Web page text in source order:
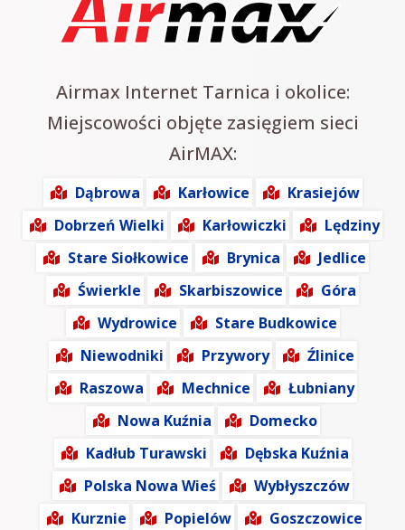
Airmax Internet Tarnica i okolice:
Miejscowości objęte zasięgiem sieci
AirMAX:
Dąbrowa Karłowice
Krasiejów
Dobrzeń Wielki
Karłowiczki
Lędziny
Stare Siołkowice
Brynica
Jedlice
Świerkle
Skarbiszowice
Góra
Wydrowice
Stare Budkowice
Niewodniki
Przywory
Źlinice
Raszowa
Mechnice
Łubniany
Nowa Kuźnia
Domecko
Kadłub Turawski
Dębska Kuźnia
Polska Nowa Wieś
Wybłyszczów
Kurznie
Popielów
Goszczowice